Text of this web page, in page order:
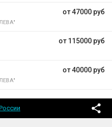
от 47000 руб
от 115000 руб
от 40000 руб